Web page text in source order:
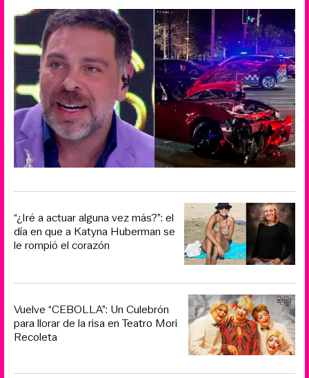
“¿Iré a actuar alguna vez más?”: el
día en que a Katyna Huberman se
le rompió el corazón
Vuelve “CEBOLLA”: Un Culebrón
para llorar de la risa en Teatro Mori
Recoleta